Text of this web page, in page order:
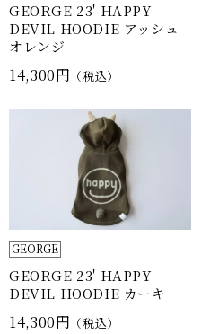
GEORGE 23' HAPPY
DEVIL HOODIE アッシュ
オレンジ
14,300円 （税込）
GEORGE
GEORGE 23' HAPPY
DEVIL HOODIE カーキ
14,300円 （税込）